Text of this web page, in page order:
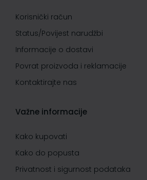
Korisnički račun
Status/Povijest narudžbi
Informacije o dostavi
Povrat proizvoda i reklamacije
Kontaktirajte nas
Važne informacije
Kako kupovati
Kako do popusta
Privatnost i sigurnost podataka